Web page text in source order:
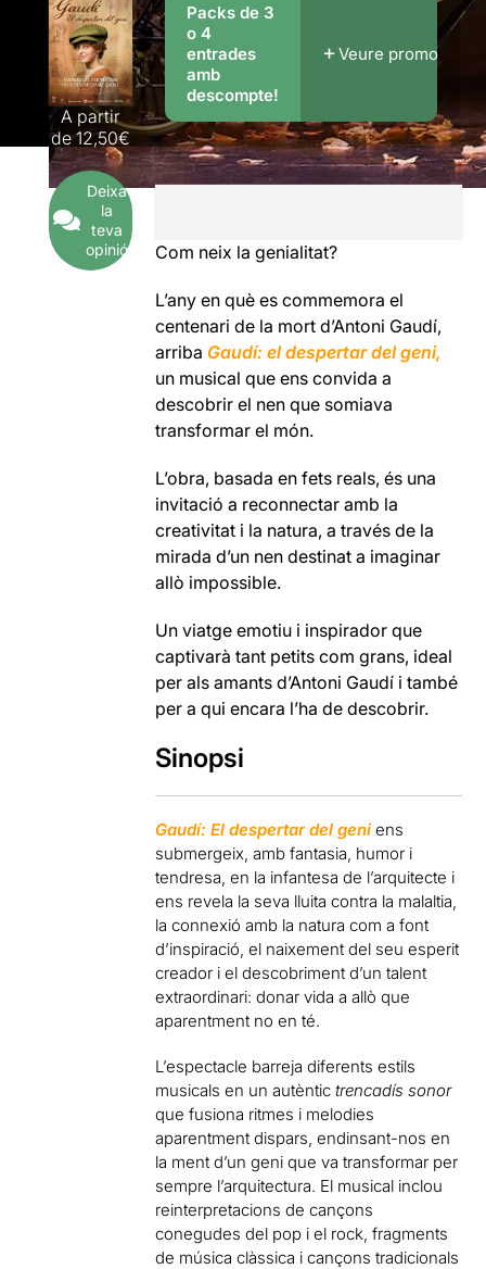
A partir
de12,50€
Deixa
la
teva
opinió
Packs de 3
o 4
entrades
amb
descompte!
Veure promo
Com neix la genialitat?
L’any en què es commemora el
centenari de la mort d’Antoni Gaudí,
arriba Gaudí: el despertar del geni,
un musical que ens convida a
descobrir el nen que somiava
transformar el món.
L’obra, basada en fets reals, és una
invitació a reconnectar amb la
creativitat i la natura, a través de la
mirada d’un nen destinat a imaginar
allò impossible.
Un viatge emotiu i inspirador que
captivarà tant petits com grans, ideal
per als amants d’Antoni Gaudí i també
per a qui encara l’ha de descobrir.
Sinopsi
Gaudí: El despertar del geniens
submergeix, amb fantasia, humor i
tendresa, en la infantesa de l’arquitecte i
ens revela la seva lluita contra la malaltia,
la connexió amb la natura com a font
d’inspiració, el naixement del seu esperit
creador i el descobriment d’un talent
extraordinari: donar vida a allò que
aparentment no en té.
L’espectacle barreja diferents estils
musicals en un autèntictrencadís sonor
que fusiona ritmes i melodies
aparentment dispars, endinsant-nos en
la ment d’un geni que va transformar per
sempre l’arquitectura. El musical inclou
reinterpretacions de cançons
conegudes del pop i el rock, fragments
de música clàssica i cançons tradicionals